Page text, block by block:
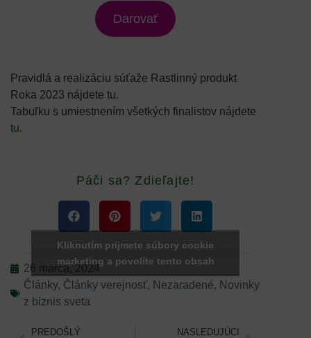
Darovať
Pravidlá a realizáciu súťaže Rastlinný produkt
Roka 2023 nájdete tu.
Tabuľku s umiestnením všetkých finalistov nájdete
tu.
Páči sa? Zdieľajte!
Kliknutím prijmete súbory cookie
marketing a povolíte tento obsah
26 marca, 2024
Články, Články verejnosť, Nezaradené, Novinky
z biznis sveta
PREDOŠLÝ NASLEDUJÚCI